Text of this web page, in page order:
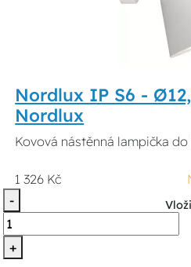
Nordlux IP S6 -
Nordlux
Kovová nástěnná lampička
1 326 Kč
-
+